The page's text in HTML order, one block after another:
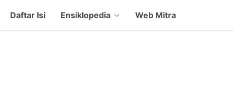
Daftar Isi Ensiklopedia Web Mitra